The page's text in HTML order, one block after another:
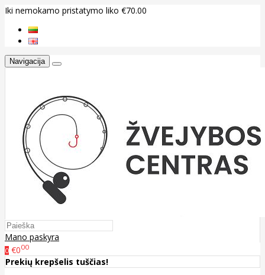
Iki nemokamo pristatymo liko €70.00
Navigacija
Mano paskyra
0 €000
Prekių krepšelis tuščias!